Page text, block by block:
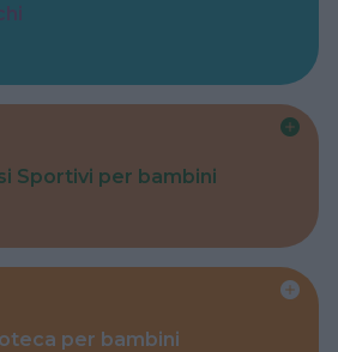
Sportivi per bambini
per bambini